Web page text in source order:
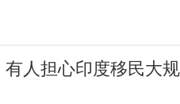
人担心印度移民大